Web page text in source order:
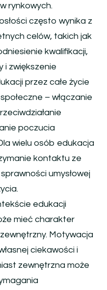
rynkowych.
często wynika z
celów, takich jak
kwalifikacji,
i zwiększenie
przez całe życie
– włączanie
poczucia
wielu osób edukacja
kontaktu ze
umysłowej
edukacji
mieć charakter
Motywacja
ciekawości i
zewnętrzna może